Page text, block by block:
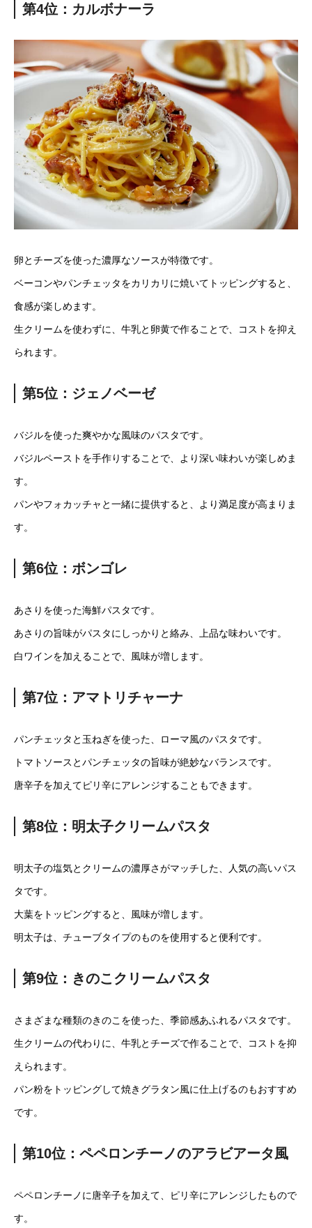
第4位：カルボナーラ
卵とチーズを使った濃厚なソースが特徴です。
ベーコンやパンチェッタをカリカリに焼いてトッピングすると、
食感が楽しめます。
生クリームを使わずに、牛乳と卵黄で作ることで、コストを抑え
られます。
第5位：ジェノベーゼ
バジルを使った爽やかな風味のパスタです。
バジルペーストを手作りすることで、より深い味わいが楽しめま
す。
パンやフォカッチャと一緒に提供すると、より満足度が高まりま
す。
第6位：ボンゴレ
あさりを使った海鮮パスタです。
あさりの旨味がパスタにしっかりと絡み、上品な味わいです。
白ワインを加えることで、風味が増します。
第7位：アマトリチャーナ
パンチェッタと玉ねぎを使った、ローマ風のパスタです。
トマトソースとパンチェッタの旨味が絶妙なバランスです。
唐辛子を加えてピリ辛にアレンジすることもできます。
第8位：明太子クリームパスタ
明太子の塩気とクリームの濃厚さがマッチした、人気の高いパス
タです。
大葉をトッピングすると、風味が増します。
明太子は、チューブタイプのものを使用すると便利です。
第9位：きのこクリームパスタ
さまざまな種類のきのこを使った、季節感あふれるパスタです。
生クリームの代わりに、牛乳とチーズで作ることで、コストを抑
えられます。
パン粉をトッピングして焼きグラタン風に仕上げるのもおすすめ
です。
第10位：ペペロンチーノのアラビアータ風
ペペロンチーノに唐辛子を加えて、ピリ辛にアレンジしたもので
す。